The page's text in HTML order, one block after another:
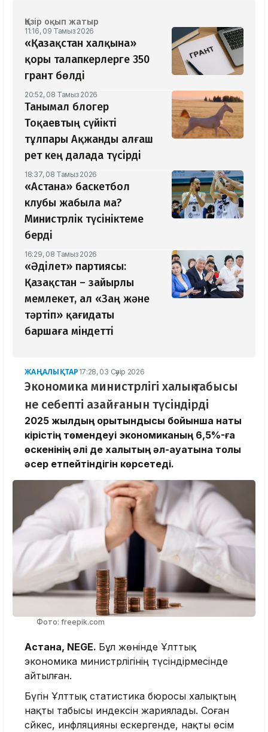
Қазір оқып жатыр
11:16, 09 Тамыз 2026
«Қазақстан халқына»
қоры талапкерлерге 350
грант бөлді
20:52, 08 Тамыз 2026
Танымал блогер
Тоқаевтың сүйікті
тұлпары Ақжанды алғаш
рет кең далада түсірді
18:37, 08 Тамыз 2026
«Астана» баскетбол
клубы жабыла ма?
Министрлік түсініктеме
берді
16:29, 08 Тамыз 2026
«Әділет» партиясы:
Қазақстан – зайырлы
мемлекет, ал «Заң және
тәртіп» қағидаты
баршаға міндетті
ЖАҢАЛЫҚТАР 17:28, 03 Сәуір 2026
Экономика министрлігі халық табысы
не себепті азайғанын түсіндірді
2025 жылдың қорытындысы бойынша нақты
кірістің төмендеуі экономиканың 6,5%-ға
өскенінің әлі де халықтың әл-ауқатына толық
әсер етпейтіндігін көрсетеді.
Фото: freepik.com
Астана, NEGE. Бұл жөнінде Ұлттық
экономика министрлігінің түсіндірмесінде
айтылған.
Бүгін Ұлттық статистика бюросы халықтың
нақты табысы индексін жариялады. Соған
сәйкес, инфляцияны ескергенде, нақты өсім